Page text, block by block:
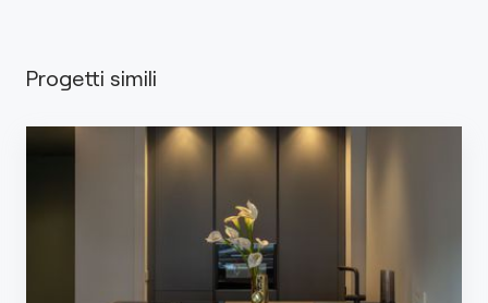
Progetti simili